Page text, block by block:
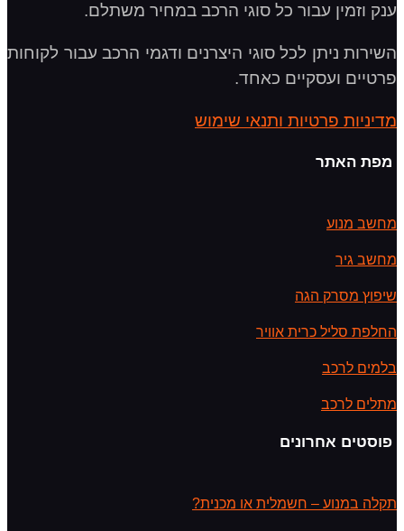
ענק וזמין עבור כל סוגי הרכב במחיר משתלם.
השירות ניתן לכל סוגי היצרנים ודגמי הרכב עבור לקוחות
פרטיים ועסקיים כאחד.
מדיניות פרטיות ותנאי שימוש
מפת האתר
מחשב מנוע
מחשב גיר
שיפוץ מסרק הגה
החלפת סליל כרית אוויר
בלמים לרכב
מתלים לרכב
פוסטים אחרונים
תקלה במנוע – חשמלית או מכנית?